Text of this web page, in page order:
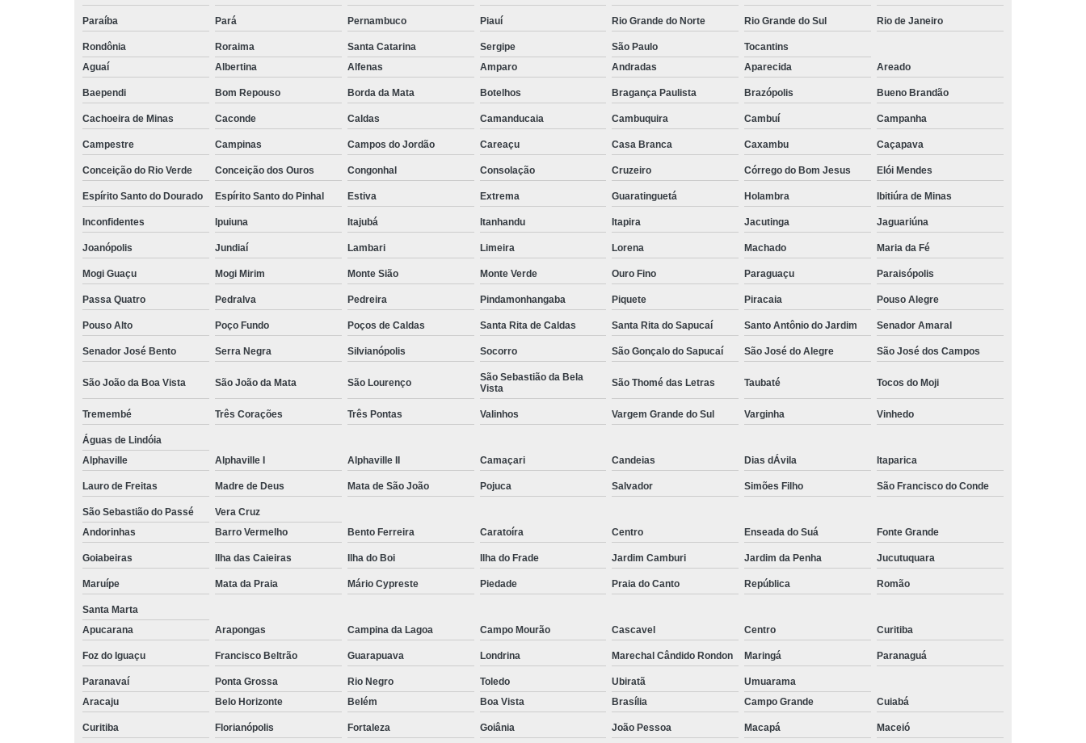
Rastreador de Caminhão Minas Gerais
Rastreador Gps para Caminhão
Rastreador para Caminhão
Rastreador para Caminhão Via Satélite
Rastreador Satelital para Caminhões
Rastreador Via Satélite para Caminhão
Rastreamento de Caminhão Via Satélite
Sistema de Rastreamento de Caminhões
Empresa de Rastreador Veicular
Empresa Especializada em Rastreador de Carro
Rastreador de Automóveis
Rastreador de Carro
Rastreador de Carro Belo Horizonte
Rastreador Veicular para Carros de Empresa
Rastreador Veicular para Frota
Rastreador Veicular Particular
Gps Rastreador para Carros
Rastreador de Carros
Rastreador do Carro
Rastreador em Carro
Rastreador Gps Carro
Rastreador Gps para Carro
Rastreador no Carro
Rastreador para Carro
Rastreador para Carros com Escuta
Rastreador para Colocar no Carro
Rastreador por Satelite para Carros
Empresa de Rastreamento de Automóveis
Rastreamento de Carros Belo Horizonte
Rastreamento de Carros e Caminhões
Rastreamento de Carros e Caminhões Via Gps
Rastreamento de Carros Minas Gerais
Rastreamento para Carros e Caminhões
Gestão de Frotas Rastreamento
Monitoramento e Rastreamento de Frotas de Caminhões
Rastreamento de Frota Veicular
Rastreamento de Frota Via Satélite
Rastreamento de Frotas
Rastreamento de Frotas Belo Horizonte
Rastreamento de Frotas com Tecnologia Gps
Rastreamento de Frotas Minas Gerais
Rastreamento e Gestão de Frotas
Rastreamento e Monitoramento de Frotas
Rastreamento Frota Gps
Rastreamento Veicular Frotas
Empresa de Rastreamento de Carros
Empresa de Rastreamento de Veículos
Empresa de Rastreamento Veicular
Paraíba Pará Pernambuco Piauí Rio Grande do Norte Rio Grande do Sul Rio de Janeiro
Rondônia Roraima Santa Catarina Sergipe São Paulo
Tocantins
Aguaí
Albertina Alfenas Amparo Andradas Aparecida Areado
Baependi Bom Repouso Borda da Mata Botelhos Bragança Paulista Brazópolis Bueno Brandão
Cachoeira de Minas Caconde Caldas Camanducaia Cambuquira Cambuí Campanha
Campestre Campinas Campos do Jordão Careaçu Casa Branca Caxambu Caçapava
Conceição do Rio Verde Conceição dos Ouros Congonhal Consolação Cruzeiro Córrego do Bom Jesus Elói Mendes
Espírito Santo do Dourado Espírito Santo do Pinhal Estiva Extrema Guaratinguetá Holambra Ibitiúra de Minas
Inconfidentes Ipuiuna Itajubá Itanhandu Itapira Jacutinga Jaguariúna
Joanópolis Jundiaí Lambari Limeira Lorena Machado Maria da Fé
Mogi Guaçu Mogi Mirim Monte Sião Monte Verde Ouro Fino Paraguaçu Paraisópolis
Passa Quatro Pedralva Pedreira Pindamonhangaba Piquete Piracaia Pouso Alegre
Pouso Alto Poço Fundo Poços de Caldas Santa Rita de Caldas Santa Rita do Sapucaí Santo Antônio do Jardim Senador Amaral
Senador José Bento Serra Negra Silvianópolis Socorro São Gonçalo do Sapucaí São José do Alegre São José dos Campos
São João da Boa Vista São João da Mata São Lourenço
São Sebastião da Bela
Vista
São Thomé das Letras Taubaté Tocos do Moji
Tremembé Três Corações Três Pontas Valinhos Vargem Grande do Sul Varginha Vinhedo
Águas de Lindóia
Alphaville
Alphaville I Alphaville II Camaçari Candeias Dias dÁvila Itaparica
Lauro de Freitas Madre de Deus Mata de São João Pojuca Salvador Simões Filho São Francisco do Conde
São Sebastião do Passé
Vera Cruz
Andorinhas
Barro Vermelho Bento Ferreira Caratoíra Centro Enseada do Suá Fonte Grande
Goiabeiras Ilha das Caieiras Ilha do Boi Ilha do Frade Jardim Camburi Jardim da Penha Jucutuquara
Maruípe Mata da Praia Mário Cypreste Piedade Praia do Canto República Romão
Santa Marta
Apucarana
Arapongas Campina da Lagoa Campo Mourão Cascavel Centro Curitiba
Foz do Iguaçu Francisco Beltrão Guarapuava Londrina Marechal Cândido Rondon Maringá Paranaguá
Paranavaí Ponta Grossa Rio Negro Toledo Ubiratã
Umuarama
Aracaju
Belo Horizonte Belém Boa Vista Brasília Campo Grande Cuiabá
Curitiba Florianópolis Fortaleza Goiânia João Pessoa Macapá Maceió